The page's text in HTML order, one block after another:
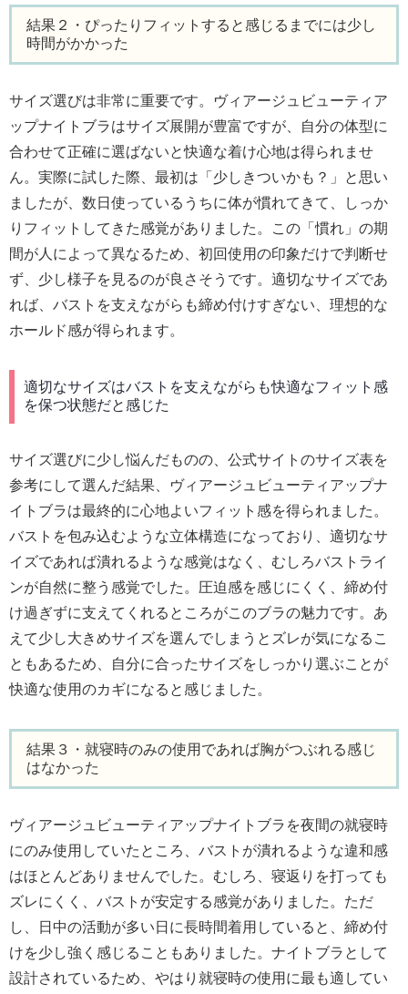
結果２・ぴったりフィットすると感じるまでには少し
時間がかかった
サイズ選びは非常に重要です。ヴィアージュビューティア
ップナイトブラはサイズ展開が豊富ですが、自分の体型に
合わせて正確に選ばないと快適な着け心地は得られませ
ん。実際に試した際、最初は「少しきついかも？」と思い
ましたが、数日使っているうちに体が慣れてきて、しっか
りフィットしてきた感覚がありました。この「慣れ」の期
間が人によって異なるため、初回使用の印象だけで判断せ
ず、少し様子を見るのが良さそうです。適切なサイズであ
れば、バストを支えながらも締め付けすぎない、理想的な
ホールド感が得られます。
適切なサイズはバストを支えながらも快適なフィット感
を保つ状態だと感じた
サイズ選びに少し悩んだものの、公式サイトのサイズ表を
参考にして選んだ結果、ヴィアージュビューティアップナ
イトブラは最終的に心地よいフィット感を得られました。
バストを包み込むような立体構造になっており、適切なサ
イズであれば潰れるような感覚はなく、むしろバストライ
ンが自然に整う感覚でした。圧迫感を感じにくく、締め付
け過ぎずに支えてくれるところがこのブラの魅力です。あ
えて少し大きめサイズを選んでしまうとズレが気になるこ
ともあるため、自分に合ったサイズをしっかり選ぶことが
快適な使用のカギになると感じました。
結果３・就寝時のみの使用であれば胸がつぶれる感じ
はなかった
ヴィアージュビューティアップナイトブラを夜間の就寝時
にのみ使用していたところ、バストが潰れるような違和感
はほとんどありませんでした。むしろ、寝返りを打っても
ズレにくく、バストが安定する感覚がありました。ただ
し、日中の活動が多い日に長時間着用していると、締め付
けを少し強く感じることもありました。ナイトブラとして
設計されているため、やはり就寝時の使用に最も適してい